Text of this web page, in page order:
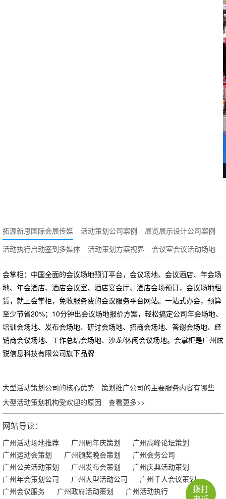
拓源新思国际会展传媒 活动策划公司案例
展览展示设计公司案例
活动执行启动签到多媒体
活动策划方案视界 会议室会议活动场地
会掌柜：中国全面的会议场地预订平台，会议场地、会议酒店、年会场
地、年会酒店、酒店会议室、酒店宴会厅、酒店会场预订，会议场地租
赁，就上会掌柜，免收服务费的会议服务平台网站。一站式办会，预算
至少节省20%；10分钟出会议场地报价方案，轻松搞定公司年会场地、
培训会场地、发布会场地、研讨会场地、招商会场地、答谢会场地、经
销商会议场地、工作总结会场地、沙龙/休闲会议场地。会掌柜是广州炫
锐信息科技有限公司旗下品牌
大型活动策划公司的核心优势
策划推广公司的主要服务内容有哪些
大型活动策划机构受欢迎的原因
查看更多>>
网站导读：
广州活动场地推荐 广州周年庆策划
广州高峰论坛策划
广州运动会策划
广州颁奖晚会策划
广州会务公司
广州公关活动策划
广州发布会策划
广州庆典活动策划
广州年会策划公司
广州大型活动公司
广州千人会议策划
广州会议服务
广州政府活动策划
广州活动执行
拨打